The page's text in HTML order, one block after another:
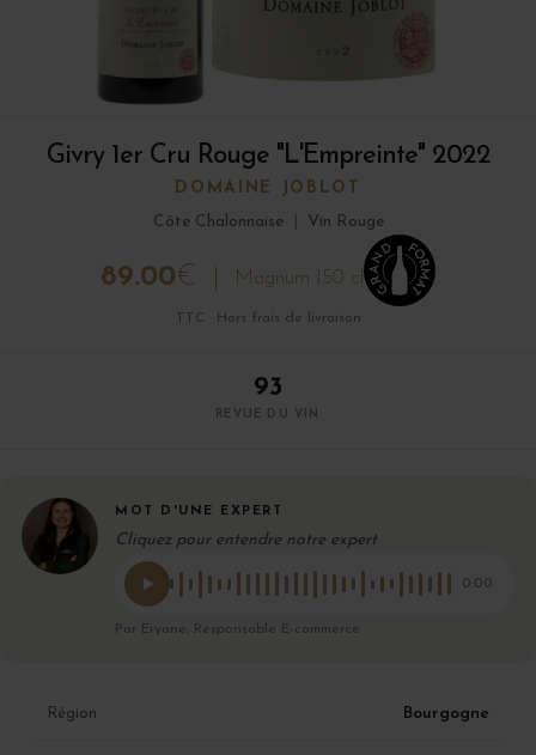
Givry 1er Cru Rouge "L'Empreinte" 2022
DOMAINE JOBLOT
Côte Chalonnaise
Vin Rouge
89.00€ Magnum 150 cl
TTC · Hors frais de livraison
93
REVUE DU VIN
MOT D'UNE EXPERT
Cliquez pour entendre notre expert
0:00
Par Eryane, Responsable E-commerce
Région Bourgogne